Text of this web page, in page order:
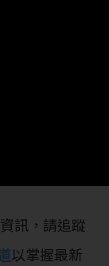
訊，請追蹤
以掌握最新